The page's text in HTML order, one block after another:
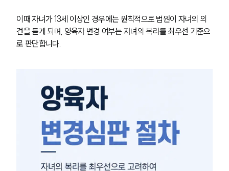
이때 자녀가 13세 이상인 경우에는 원칙적으로 법원이 자녀의 의
견을 듣게 되며, 양육자 변경 여부는 자녀의 복리를 최우선 기준으
로 판단합니다.